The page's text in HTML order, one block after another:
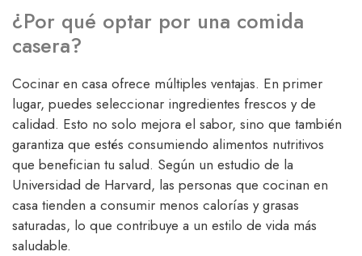
¿Por qué optar por una comida
casera?
Cocinar en casa ofrece múltiples ventajas. En primer
lugar, puedes seleccionar ingredientes frescos y de
calidad. Esto no solo mejora el sabor, sino que también
garantiza que estés consumiendo alimentos nutritivos
que benefician tu salud. Según un estudio de la
Universidad de Harvard, las personas que cocinan en
casa tienden a consumir menos calorías y grasas
saturadas, lo que contribuye a un estilo de vida más
saludable.